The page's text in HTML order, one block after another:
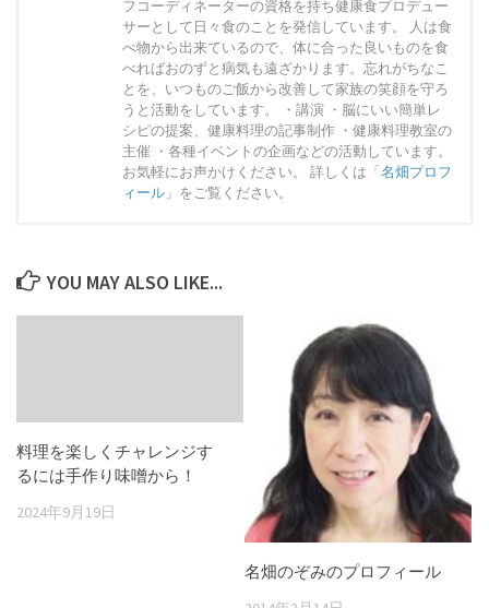
フコーディネーターの資格を持ち健康食プロデュー
サーとして日々食のことを発信しています。 人は食
べ物から出来ているので、体に合った良いものを食
べればおのずと病気も遠ざかります。忘れがちなこ
とを、いつものご飯から改善して家族の笑顔を守ろ
うと活動をしています。 ・講演 ・脳にいい簡単レ
シピの提案、健康料理の記事制作 ・健康料理教室の
主催 ・各種イベントの企画などの活動しています。
お気軽にお声かけください。 詳しくは「名畑プロフ
ィール 」をご覧ください。
YOU MAY ALSO LIKE...
料理を楽しくチャレンジす
るには手作り味噌から！
2024年9月19日
名畑のぞみのプロフィール